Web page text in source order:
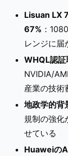
Lisuan LX
67% ：
レンジに届
WHQL認証
NVIDIA/
産業の技術
地政学的背
規制の強化
せている
Huaweiの